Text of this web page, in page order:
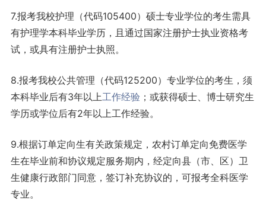
7.报考我校护理（代码105400）硕士专业学位的考生需具
有护理学本科毕业学历，且通过国家注册护士执业资格考
试，或具有注册护士执照。
8.报考我校公共管理（代码125200）专业学位的考生，须
本科毕业后有3年以上工作经验 ；或获得硕士、博士研究生
学历或学位后有2年以上工作经验。
9.根据订单定向生有关政策规定，农村订单定向免费医学
生在毕业前和协议规定服务期内，经定向县（市、区）卫
生健康行政部门同意，签订补充协议的，可报考全科医学
专业。